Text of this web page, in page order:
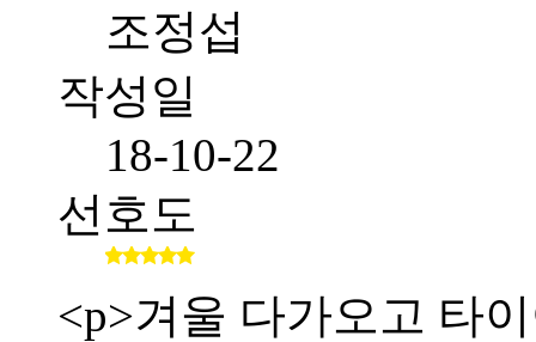
조정섭
작성일
18-10-22
선호도
<p>겨울 다가오고 타